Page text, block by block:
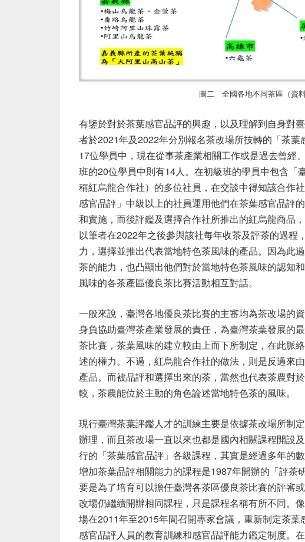
圖二 全國各地不同茶區（資
有鑒於對於茶葉感官品評的興趣，以及理解到自身對
者於2021年及2022年分別報名茶改場所技轉的「茶
17位學員中，現在從事茶產業相關工作或是過去曾經
班的20位學員中則有14人。在初級班的學員中包含「
稱紅烏龍合作社）的多位社員，在交談中得知該合作
感官品評」中級以上的社員運用他們在茶葉感官品評
和實施，而後評鑑及選擇合作社所推出的紅烏龍商品
以筆者在2022年之後參與該社每年收茶及評茶的過程
力，選擇並推出代表當地特色茶風味的產品。因為此
茶的能力，也凸顯出他們對於當地特色茶風味的認知
風味的各茶產區優良茶比賽活動相互對話。
一般來說，臺灣各地優良茶比賽的主審均為茶改場的
身負協助臺灣茶產業發展的責任，為臺灣茶葉發展的
茶比賽，茶葉風味的建立較由上而下所制定，在此脈
述的權力。不過，紅烏龍合作社的做法，則是反過來
產品。而被品評和選擇出來的茶，當然也代表茶農對
較，茶農能位於主動的角色論述當地特色茶的風味。
現行臺灣茶葉評鑑人才的訓練主要是依據茶改場所制
辦理，而且茶改場一直以來也都是國內相關課程開設
行的「茶葉感官品評」各級課程，其實是經過多年的
增加茶葉品評相關能力的課程是1987年開辦的「評茶
要是為了培育可以擔任臺灣各茶區優良茶比賽的評審
改場仍繼續開辦相同課程，只是課程名稱有所不同。
場在2011年至2015年間召開專家會議，重新制定茶
感官品評人員的教育訓練和感官品評能力鑑定制度。